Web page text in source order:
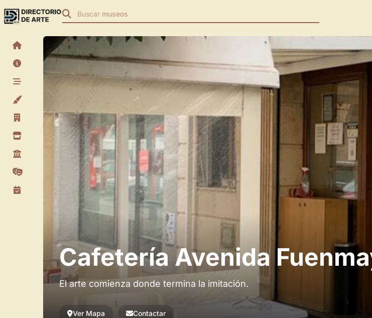
Buscar museos
Cafetería Avenida
El arte comienza donde termina la imitación.
Ver Mapa Contactar